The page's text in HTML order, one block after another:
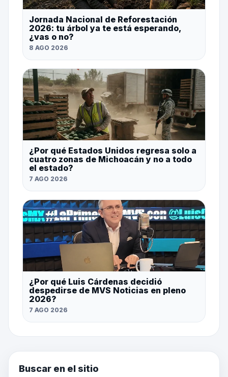
Jornada Nacional de Reforestación
2026: tu árbol ya te está esperando,
¿vas o no?
8 AGO 2026
¿Por qué Estados Unidos regresa solo a
cuatro zonas de Michoacán y no a todo
el estado?
7 AGO 2026
¿Por qué Luis Cárdenas decidió
despedirse de MVS Noticias en pleno
2026?
7 AGO 2026
Buscar en el sitio